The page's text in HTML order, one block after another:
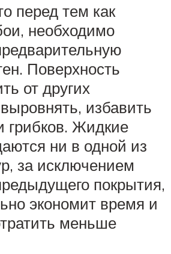
перед тем как
необходимо
Поверхность
от других
избавить
грибков. Жидкие
ни в одной из
за исключением
покрытия,
экономит время и
меньше